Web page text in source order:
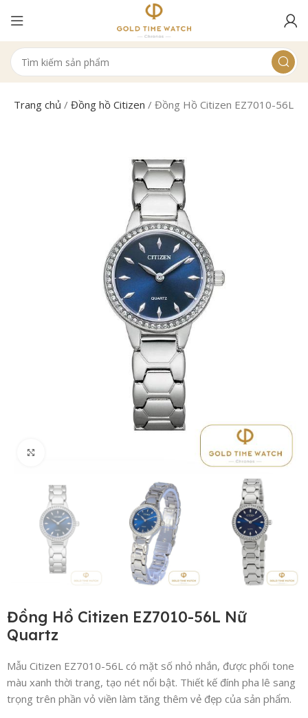
Trang chủ /Đồng hồ Citizen /Đồng Hồ Citizen EZ7010-56L
Đồng Hồ Citizen EZ7010-56L Nữ
Quartz
Mẫu Citizen EZ7010-56L có mặt số nhỏ nhắn, được phối tone
màu xanh thời trang, tạo nét nổi bật. Thiết kế đính pha lê sang
trọng trên phần vỏ viền làm tăng thêm vẻ đẹp của sản phẩm.